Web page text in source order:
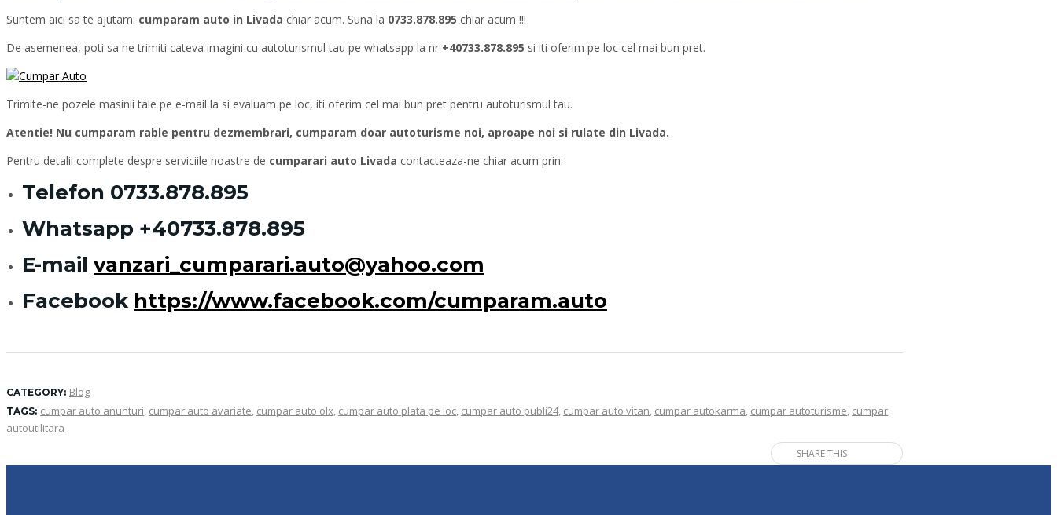
Suntem aici sa te ajutam: cumparam auto in Livada chiar acum. Suna la 0733.878.895 chiar acum !!!
De asemenea, poti sa ne trimiti cateva imagini cu autoturismul tau pe whatsapp la nr +40733.878.895 si iti oferim pe loc cel mai bun pret.
Trimite-ne pozele masinii tale pe e-mail la si evaluam pe loc, iti oferim cel mai bun pret pentru autoturismul tau.
Atentie! Nu cumparam rable pentru dezmembrari, cumparam doar autoturisme noi, aproape noi si rulate din Livada.
Pentru detalii complete despre serviciile noastre de cumparari auto Livada contacteaza-ne chiar acum prin:
Telefon 0733.878.895
Whatsapp +40733.878.895
E-mail vanzari_cumparari.auto@yahoo.com
Facebook https://www.facebook.com/cumparam.auto
CATEGORY: Blog
TAGS: cumpar auto anunturi, cumpar auto avariate, cumpar auto olx, cumpar auto plata pe loc, cumpar auto publi24, cumpar auto vitan, cumpar autokarma, cumpar autoturisme, cumpar
autoutilitara
SHARE THIS